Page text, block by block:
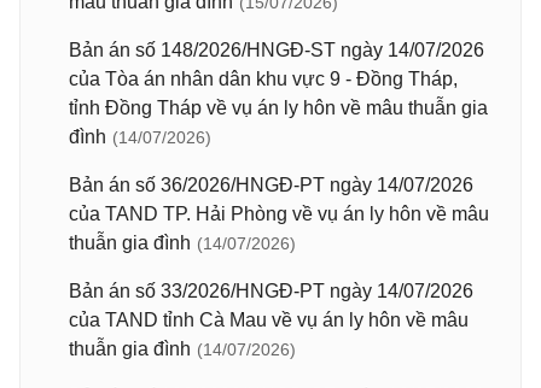
Bản án số 148/2026/HNGĐ-ST ngày 14/07/2026
của Tòa án nhân dân khu vực 9 - Đồng Tháp,
tỉnh Đồng Tháp về vụ án ly hôn về mâu thuẫn gia
đình (14/07/2026)
Bản án số 36/2026/HNGĐ-PT ngày 14/07/2026
của TAND TP. Hải Phòng về vụ án ly hôn về mâu
thuẫn gia đình (14/07/2026)
Bản án số 33/2026/HNGĐ-PT ngày 14/07/2026
của TAND tỉnh Cà Mau về vụ án ly hôn về mâu
thuẫn gia đình (14/07/2026)